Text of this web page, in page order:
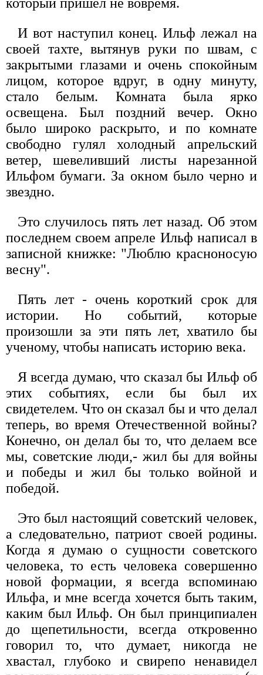
И вот наступил конец. Ильф лежал на
своей тахте, вытянув руки по швам, с
закрытыми глазами и очень спокойным
лицом, которое вдруг, в одну минуту,
стало белым. Комната была ярко
освещена. Был поздний вечер. Окно
было широко раскрыто, и по комнате
свободно гулял холодный апрельский
ветер, шевеливший листы нарезанной
Ильфом бумаги. За окном было черно и
звездно.
Это случилось пять лет назад. Об этом
последнем своем апреле Ильф написал в
записной книжке: "Люблю красноносую
весну".
Пять лет - очень короткий срок для
истории. Но событий, которые
произошли за эти пять лет, хватило бы
ученому, чтобы написать историю века.
Я всегда думаю, что сказал бы Ильф об
этих событиях, если бы был их
свидетелем. Что он сказал бы и что делал
теперь, во время Отечественной войны?
Конечно, он делал бы то, что делаем все
мы, советские люди,- жил бы для войны
и победы и жил бы только войной и
победой.
Это был настоящий советский человек,
а следовательно, патриот своей родины.
Когда я думаю о сущности советского
человека, то есть человека совершенно
новой формации, я всегда вспоминаю
Ильфа, и мне всегда хочется быть таким,
каким был Ильф. Он был принципиален
до щепетильности, всегда откровенно
говорил то, что думает, никогда не
хвастал, глубоко и свирепо ненавидел